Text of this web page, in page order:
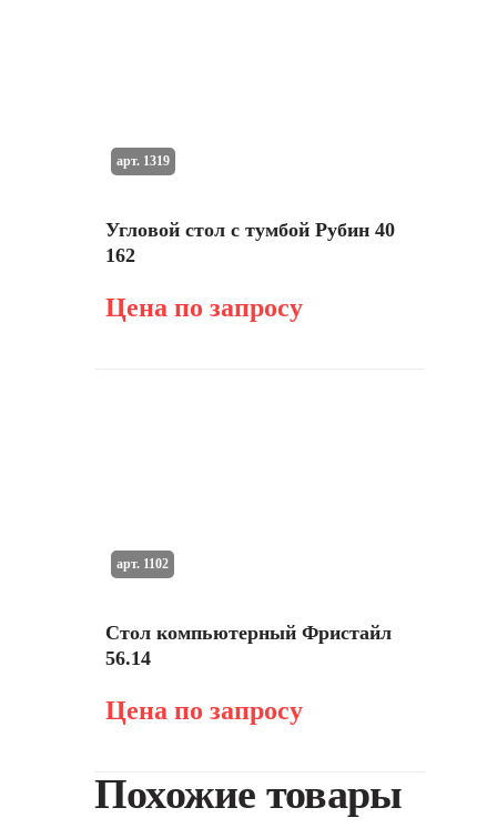
Угловой стол с тумбой Рубин 40
162
Цена по запросу
арт. 1319
Стол компьютерный Фристайл
56.14
Цена по запросу
арт. 1102
Похожие товары